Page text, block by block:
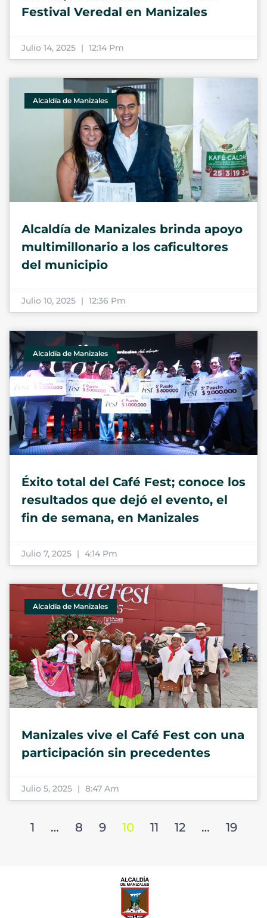
Festival Veredal en Manizales
Julio 14, 2025 12:14 Pm
Alcaldía de Manizales
Alcaldía de Manizales brinda apoyo
multimillonario a los caficultores
del municipio
Julio 10, 2025 12:36 Pm
Alcaldía de Manizales
Éxito total del Café Fest; conoce los
resultados que dejó el evento, el
fin de semana, en Manizales
Julio 7, 2025 4:14 Pm
Alcaldía de Manizales
Manizales vive el Café Fest con una
participación sin precedentes
Julio 5, 2025 8:47 Am
1 … 8 9 10 11 12 … 19